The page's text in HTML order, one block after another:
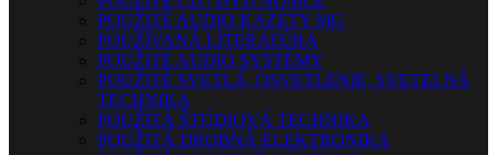
POUŽITÉ AUDIO KAZETY MG
POUŽÍVANÁ LITERATÚRA
POUŽITÉ AUDIO SYSTÉMY
POUŽITÉ SVETLÁ, OSVETLENIE, SVETELNÁ
TECHNIKA
POUŽITÁ ŠTÚDIOVÁ TECHNIKA
POUŽITÁ DROBNÁ ELEKTRONIKA